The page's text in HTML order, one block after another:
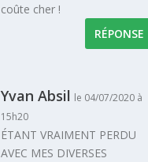
coûte cher !
RÉPONSE
Yvan Absil le 04/07/2020 à
15h20
ÉTANT VRAIMENT PERDU
AVEC MES DIVERSES